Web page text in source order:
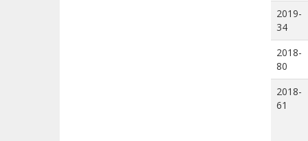
2019-
34
2018-
80
2018-
61